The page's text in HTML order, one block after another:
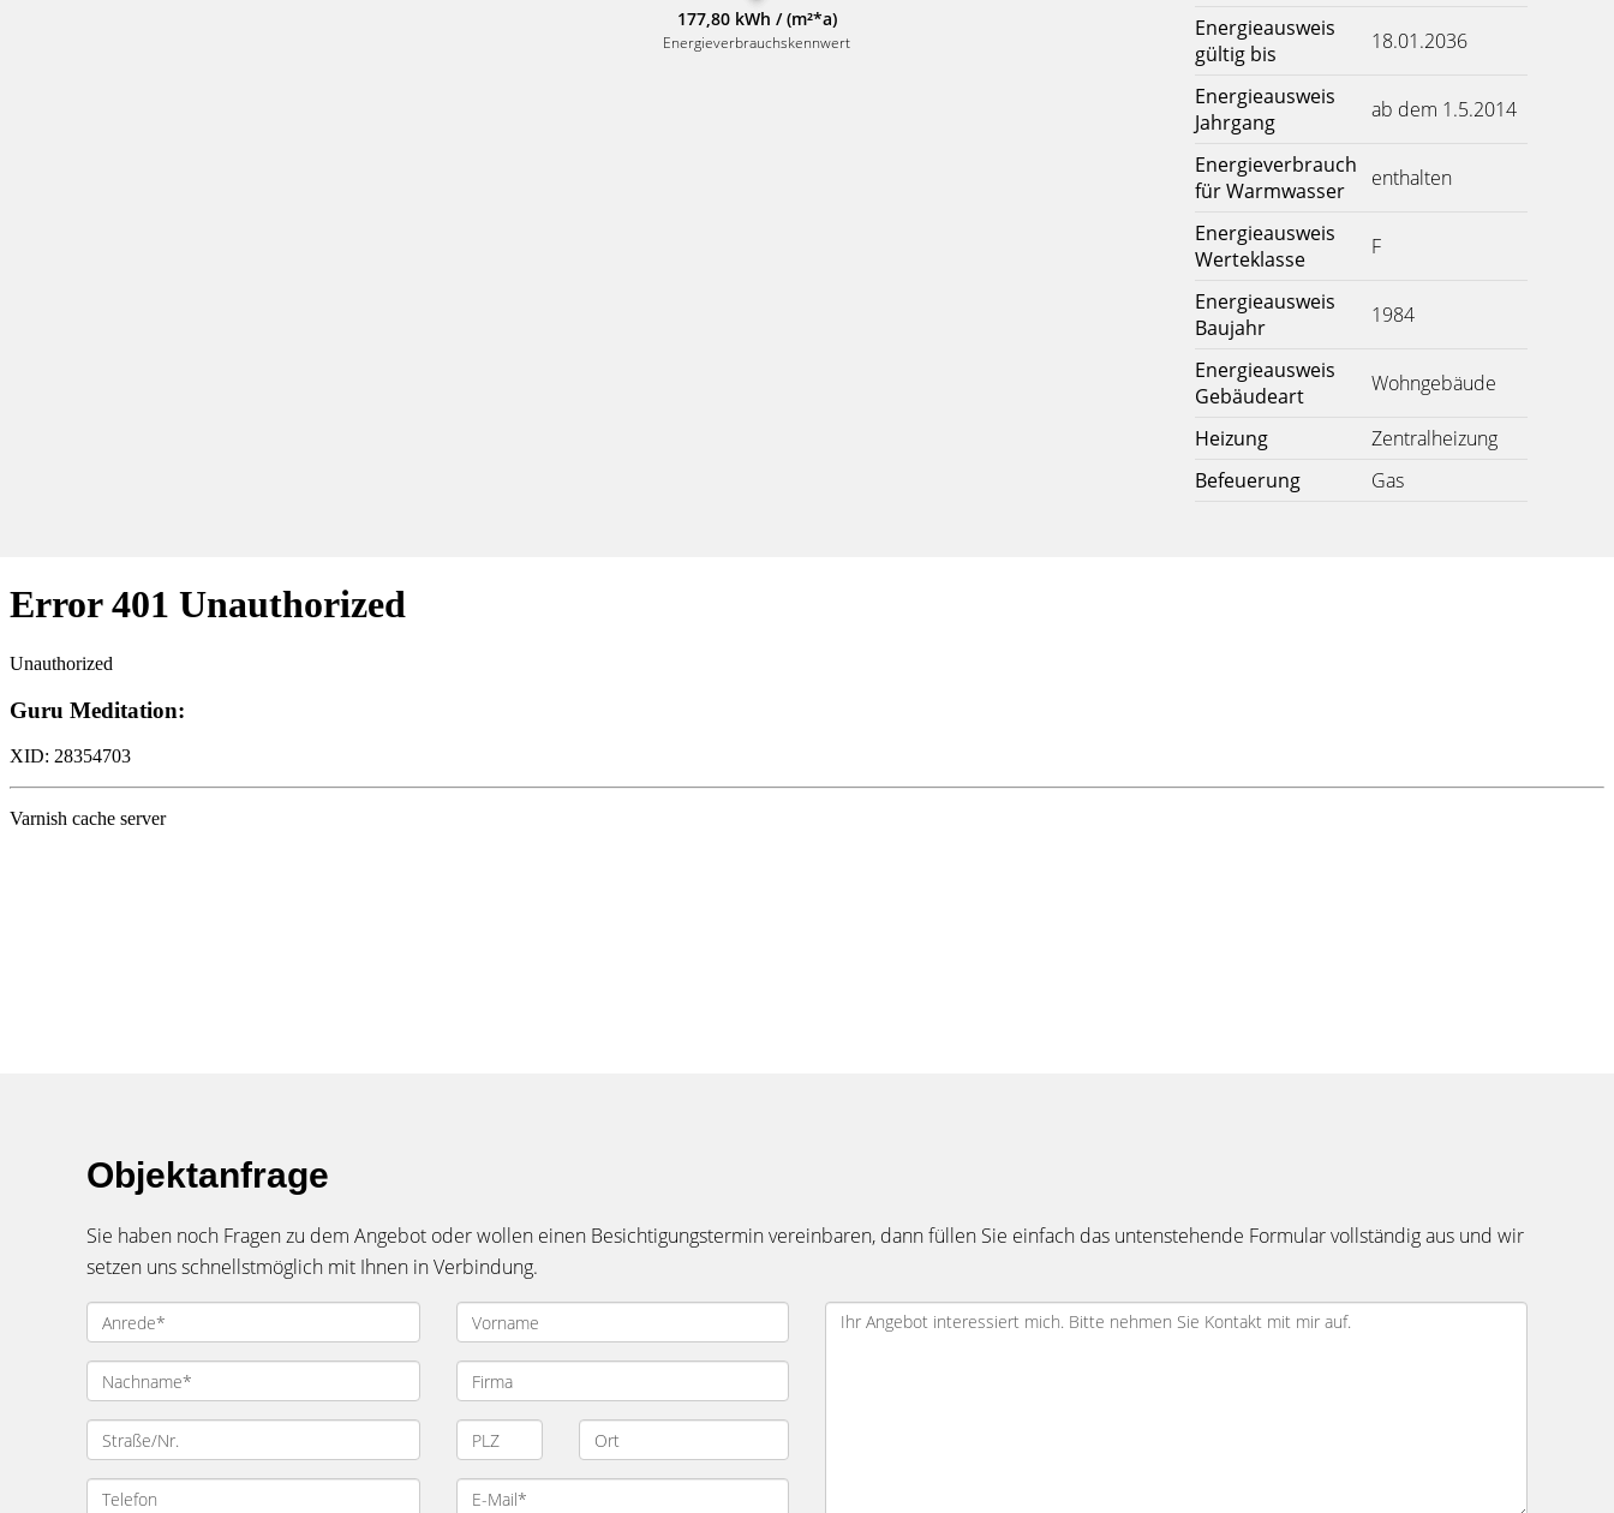
177,80 kWh / (m²*a)
Energieverbrauchskennwert
Energieausweis
gültig bis
18.01.2036
Energieausweis
Jahrgang
ab dem 1.5.2014
Energieverbrauch
für Warmwasser
enthalten
Energieausweis
Werteklasse
F
Energieausweis
Baujahr
1984
Energieausweis
Gebäudeart
Wohngebäude
Heizung
Zentralheizung
Befeuerung
Gas
Objektanfrage
Sie haben noch Fragen zu dem Angebot oder wollen einen Besichtigungstermin vereinbaren, dann füllen Sie einfach das untenstehende Formular vollständig aus und wir
setzen uns schnellstmöglich mit Ihnen in Verbindung.